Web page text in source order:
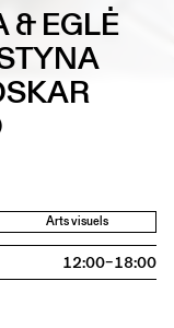
& EGLĖ
Arts visuels
12:00–18:00